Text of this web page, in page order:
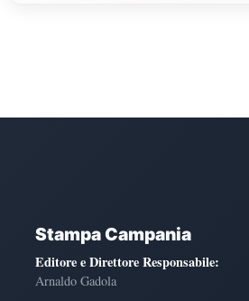
Stampa Campania
Editore e Direttore Responsabile:
Arnaldo Gadola